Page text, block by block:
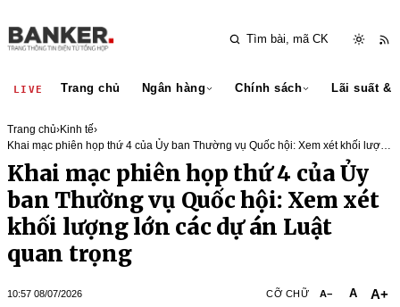
LIVE Trang chủ Ngân hàng Chính sách Lãi suất &
Trang chủ›Kinh tế›
Khai mạc phiên họp thứ 4 của Ủy ban Thường vụ Quốc hội: Xem xét khối lượng
lớn các dự án Luật quan trọng
Khai mạc phiên họp thứ 4 của Ủy
ban Thường vụ Quốc hội: Xem xét
khối lượng lớn các dự án Luật
quan trọng
10:57 08/07/2026 CỠ CHỮ A− A A+